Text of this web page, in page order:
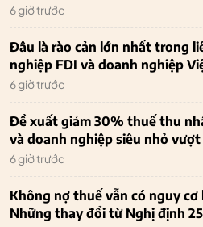
6 giờ trước
Đâu là rào cản lớn nhất trong
nghiệp FDI và doanh nghiệp
6 giờ trước
Đề xuất giảm 30% thuế thu
và doanh nghiệp siêu nhỏ
6 giờ trước
Không nợ thuế vẫn có nguy
Những thay đổi từ Nghị định